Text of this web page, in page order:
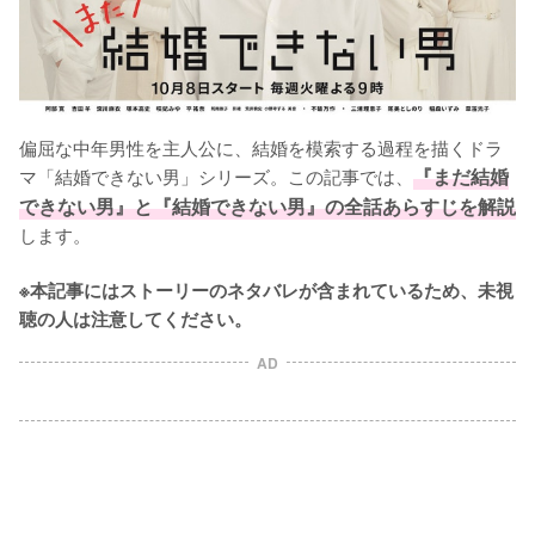
偏屈な中年男性を主人公に、結婚を模索する過程を描くドラ
マ「結婚できない男」シリーズ。この記事では、 『まだ結婚
できない男』と『結婚できない男』の全話あらすじを解説
します。
※本記事にはストーリーのネタバレが含まれているため、未視
聴の人は注意してください。
AD